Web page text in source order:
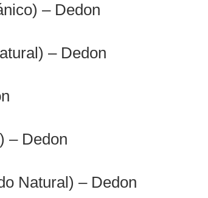
– Dedon
– Dedon
– Dedon
Natural) – Dedon